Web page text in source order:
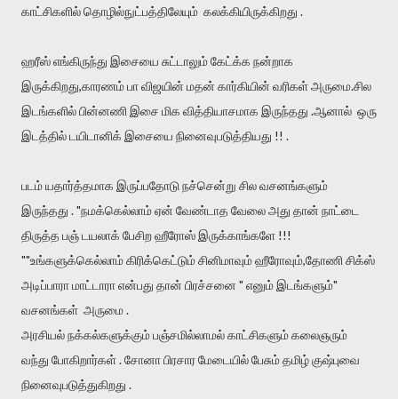
காட்சிகளில் தொழில்நுட்பத்திலேயும் கலக்கியிருக்கிறது .
ஹரீஸ் எங்கிருந்து இசையை சுட்டாலும் கேட்க்க நன்றாக
இருக்கிறது,காரணம் பா விஜயின் மதன் கார்கியின் வரிகள் அருமை.சில
இடங்களில் பின்னணி இசை மிக வித்தியாசமாக இருந்தது .ஆனால் ஒரு
இடத்தில் டயிடானிக் இசையை நினைவுபடுத்தியது !! .
படம் யதார்த்தமாக இருப்பதோடு நச்சென்று சில வசனங்களும்
இருந்தது . "நமக்கெல்லாம் ஏன் வேண்டாத வேலை அது தான் நாட்டை
திருத்த பஞ் டயலாக் பேசிற ஹீரோஸ் இருக்காங்களே !!!
""உங்களுக்கெல்லாம் கிரிக்கெட்டும் சினிமாவும் ஹீரோவும்,தோணி சிக்ஸ்
அடிப்பாரா மாட்டாரா என்பது தான் பிரச்சனை " எனும் இடங்களும்"
வசனங்கள் அருமை .
அரசியல் நக்கல்களுக்கும் பஞ்சமில்லாமல் காட்சிகளும் கலைஞரும்
வந்து போகிறார்கள் . சோனா பிரசார மேடையில் பேசும் தமிழ் குஷ்புவை
நினைவுபடுத்துகிறது .